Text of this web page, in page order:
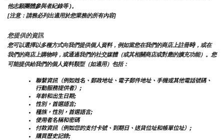
他志願團體參與者紀錄等 )。
[注意：請務必列出適用於您業務的所有內容]
您提供的資訊
您可以選擇以多種方式向我們提供個人資料，例如當您在我們的商店上註冊時，或在
我們的商店上購物時，或通過我們的社交媒體（或其相關商店或對應的擴充功能）。您
可能提供給我們的個人資料類型（如適用）包括：
聯繫資訊（例如姓名、郵政地址、電子郵件地址、手機或其他電話號碼、
行動服務提供者）;
年齡和出生日期;
性別，首選語言;
種族，性別，首選語言;
使用者名稱和密碼
付款資訊（例如您的支付卡號、到期日、送貨位址和帳單位址）;
購買歷史記錄;